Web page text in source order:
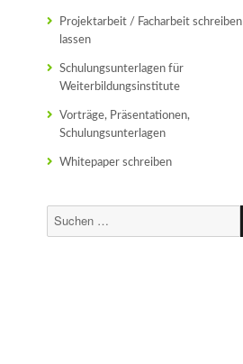
Projektarbeit / Facharbeit schreiben
lassen
Schulungsunterlagen für
Weiterbildungsinstitute
Vorträge, Präsentationen,
Schulungsunterlagen
Whitepaper schreiben
Suchen
nach: